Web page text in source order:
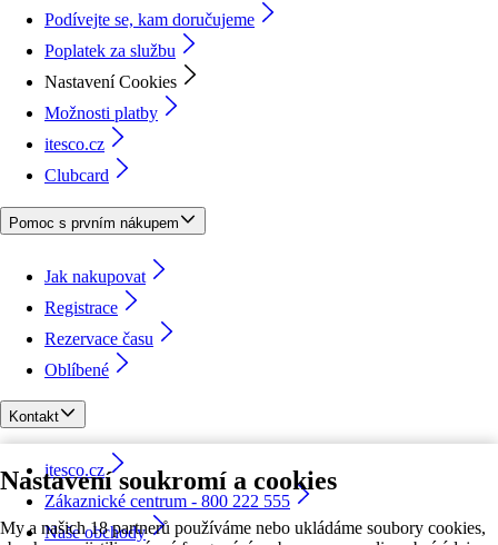
Nastavení soukromí a cookies
My a našich 18 partnerů používáme nebo ukládáme soubory cookies,
Podívejte se, kam doručujeme
Poplatek za službu
Nastavení Cookies
Možnosti platby
itesco.cz
Clubcard
Pomoc s prvním nákupem
Jak nakupovat
Registrace
Rezervace času
Oblíbené
Kontakt
itesco.cz
Zákaznické centrum - 800 222 555
Naše obchody